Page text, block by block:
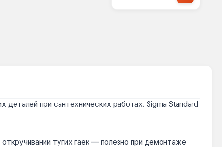
при сантехнических работах. Sigma Standard
тугих гаек — полезно при демонтаже